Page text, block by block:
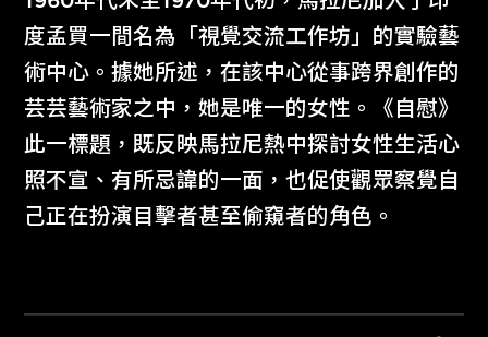
度孟買一間名為「視覺交流工作坊」的實驗藝
術中心。據她所述，在該中心從事跨界創作的
芸芸藝術家之中，她是唯一的女性。《自慰》
此一標題，既反映馬拉尼熱中探討女性生活心
照不宣、有所忌諱的一面，也促使觀眾察覺自
己正在扮演目擊者甚至偷窺者的角色。